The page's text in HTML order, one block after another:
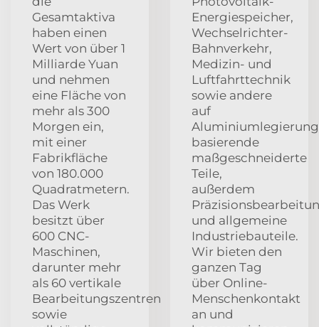
Gesamtaktiva
haben einen
Wert von über 1
Milliarde Yuan
und nehmen
eine Fläche von
mehr als 300
Morgen ein,
mit einer
Fabrikfläche
von 180.000
Quadratmetern.
Das Werk
besitzt über
600 CNC-
Maschinen,
darunter mehr
als 60 vertikale
Bearbeitungszentren
sowie
Energiespeicher,
Wechselrichter-
Bahnverkehr,
Medizin- und
Luftfahrttechnik
sowie andere
auf
basierende
maßgeschneiderte
Teile,
außerdem
und allgemeine
Industriebauteile.
Wir bieten den
ganzen Tag
über Online-
Menschenkontakt
an und